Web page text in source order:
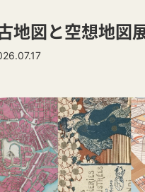
地図と空想地図展